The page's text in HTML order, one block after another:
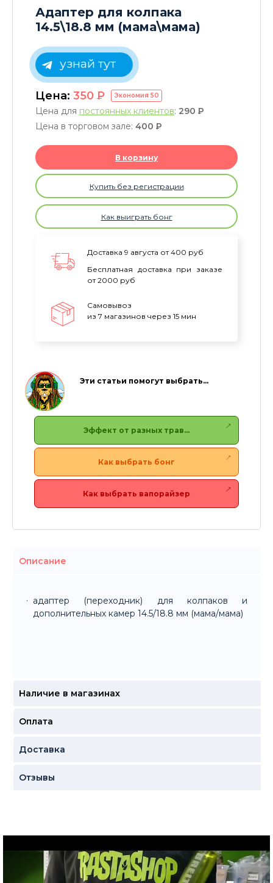
Адаптер для колпака
14.5\18.8 мм (мама\мама)
узнай тут
Цена: 350 P Экономия 50
Цена для постоянных клиентов: 290 P
Цена в торговом зале: 400 P
В корзину
Купить без регистрации
Как выиграть бонг
Доставка 9 августа от 400 руб
Бесплатная доставка при заказе
от 2000 руб
Самовывоз
из 7 магазинов через 15 мин
Эти статьи помогут выбрать…
Эффект от разных трав…
Как выбрать бонг
Как выбрать вапорайзер
Описание
адаптер (переходник) для колпаков и
дополнительных камер 14.5/18.8 мм (мама/мама)
Наличие в магазинах
Оплата
Доставка
Отзывы